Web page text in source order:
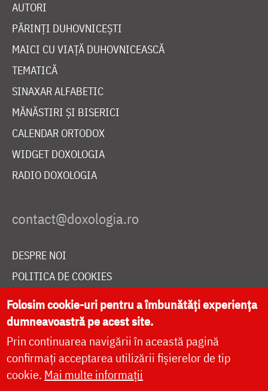
AUTORI
PĂRINȚI DUHOVNICEȘTI
MAICI CU VIAȚĂ DUHOVNICEASCĂ
TEMATICĂ
SINAXAR ALFABETIC
MĂNĂSTIRI ȘI BISERICI
CALENDAR ORTODOX
WIDGET DOXOLOGIA
RADIO DOXOLOGIA
DESPRE NOI
POLITICA DE COOKIES
DONEAZĂ ONLINE PENTRU CATEDRALA NAȚIONALĂ
LIVE
Folosim cookie-uri pentru a îmbunătăți experiența
dumneavoastră pe acest site.
Prin continuarea navigării în această pagină
confirmați acceptarea utilizării fișierelor de tip
cookie. Mai multe informații